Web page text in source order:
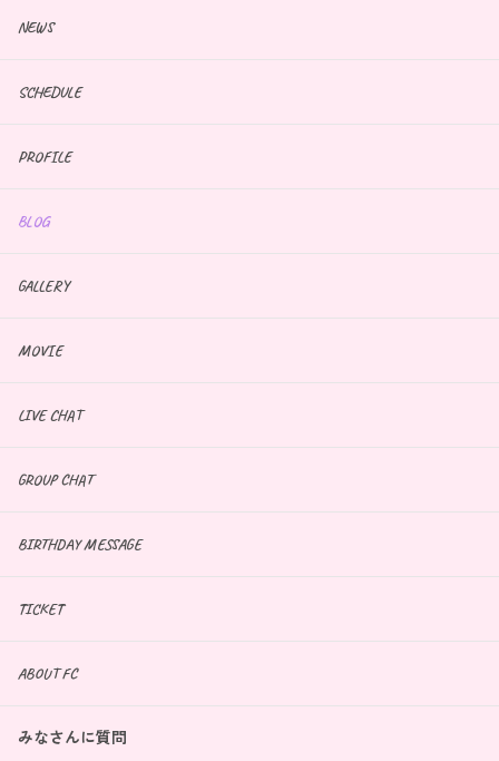
NEWS
SCHEDULE
PROFILE
BLOG
GALLERY
MOVIE
LIVE CHAT
GROUP CHAT
BIRTHDAY MESSAGE
TICKET
ABOUT FC
みなさんに質問